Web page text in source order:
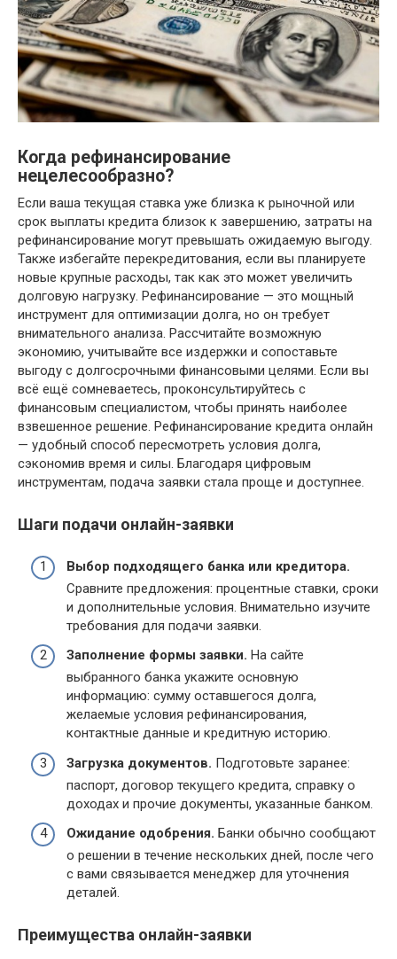
Когда рефинансирование
нецелесообразно?
Если ваша текущая ставка уже близка к рыночной или
срок выплаты кредита близок к завершению, затраты на
рефинансирование могут превышать ожидаемую выгоду.
Также избегайте перекредитования, если вы планируете
новые крупные расходы, так как это может увеличить
долговую нагрузку. Рефинансирование — это мощный
инструмент для оптимизации долга, но он требует
внимательного анализа. Рассчитайте возможную
экономию, учитывайте все издержки и сопоставьте
выгоду с долгосрочными финансовыми целями. Если вы
всё ещё сомневаетесь, проконсультируйтесь с
финансовым специалистом, чтобы принять наиболее
взвешенное решение. Рефинансирование кредита онлайн
— удобный способ пересмотреть условия долга,
сэкономив время и силы. Благодаря цифровым
инструментам, подача заявки стала проще и доступнее.
Шаги подачи онлайн-заявки
Выбор подходящего банка или кредитора.
Сравните предложения: процентные ставки, сроки
и дополнительные условия. Внимательно изучите
требования для подачи заявки.
Заполнение формы заявки. На сайте
выбранного банка укажите основную
информацию: сумму оставшегося долга,
желаемые условия рефинансирования,
контактные данные и кредитную историю.
Загрузка документов. Подготовьте заранее:
паспорт, договор текущего кредита, справку о
доходах и прочие документы, указанные банком.
Ожидание одобрения. Банки обычно сообщают
о решении в течение нескольких дней, после чего
с вами связывается менеджер для уточнения
деталей.
Преимущества онлайн-заявки